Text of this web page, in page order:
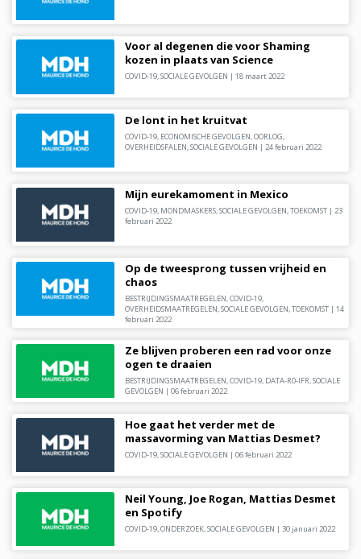
Voor al degenen die voor Shaming
kozen in plaats van Science
COVID-19,SOCIALE GEVOLGEN | 18 maart 2022
De lont in het kruitvat
COVID-19, ECONOMISCHE GEVOLGEN,OORLOG,
OVERHEIDSFALEN,SOCIALE GEVOLGEN | 24 februari 2022
Mijn eurekamoment in Mexico
COVID-19, MONDMASKERS,SOCIALE GEVOLGEN,TOEKOMST| 23
februari 2022
Op de tweesprong tussen vrijheid en
chaos
BESTRIJDINGSMAATREGELEN,COVID-19,
OVERHEIDSMAATREGELEN,SOCIALE GEVOLGEN,TOEKOMST| 14
februari 2022
Ze blijven proberen een rad voor onze
ogen te draaien
BESTRIJDINGSMAATREGELEN,COVID-19, DATA-R0-IFR,SOCIALE
GEVOLGEN | 06 februari 2022
Hoe gaat het verder met de
massavorming van Mattias Desmet?
COVID-19,SOCIALE GEVOLGEN | 06 februari 2022
Neil Young, Joe Rogan, Mattias Desmet
en Spotify
COVID-19,ONDERZOEK,SOCIALE GEVOLGEN | 30 januari 2022